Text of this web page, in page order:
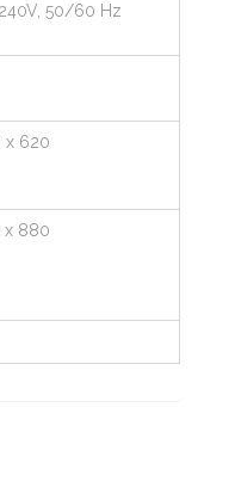
50/60 Hz
x 620
x 880